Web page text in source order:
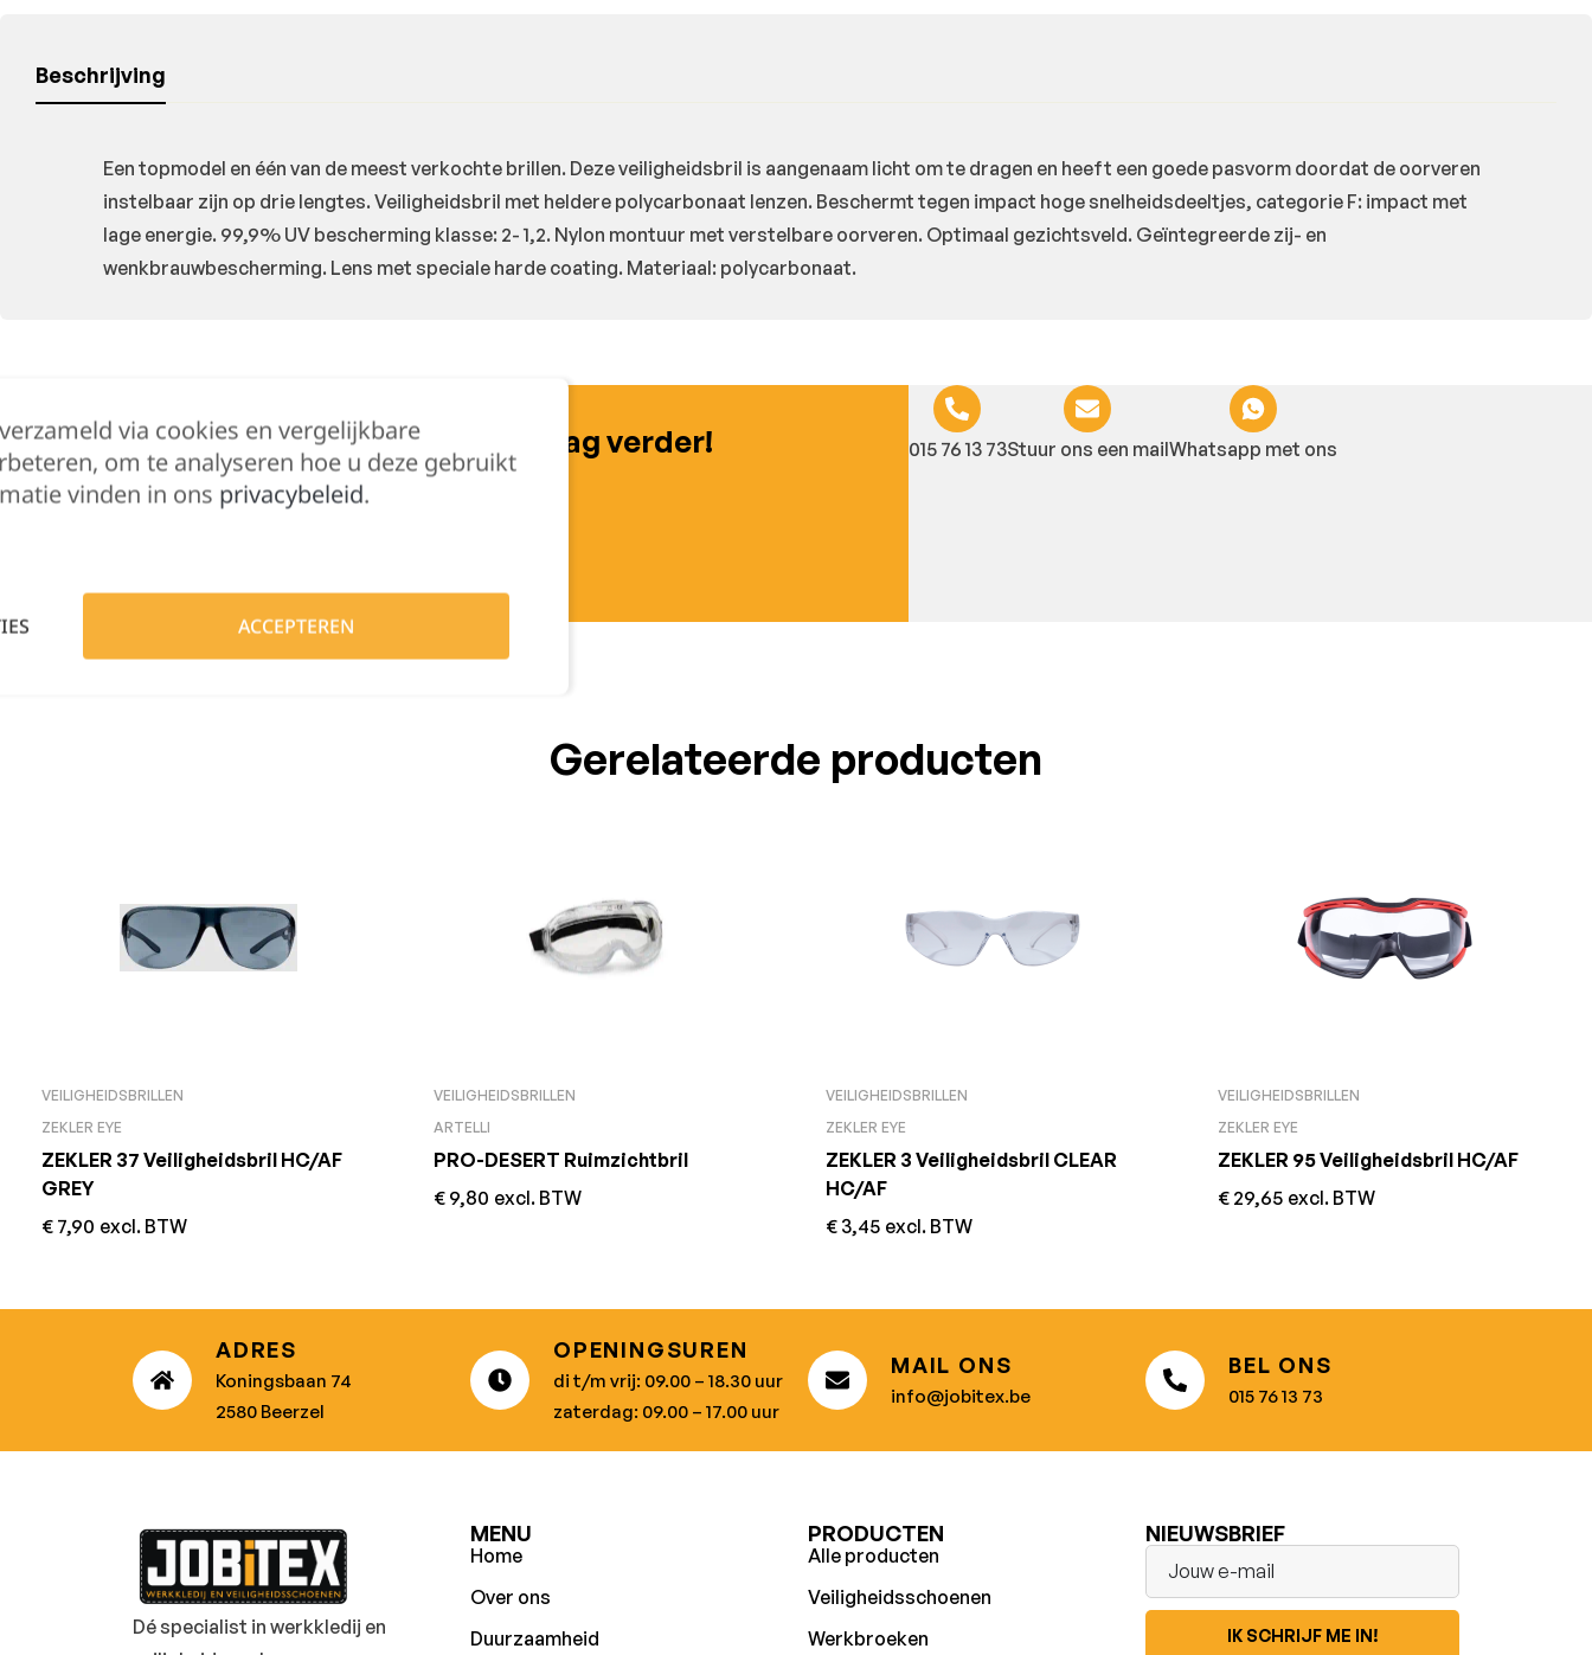
Beschrijving
Een topmodel en één van de meest verkochte brillen. Deze veiligheidsbril is aangenaam licht om te dragen en heeft een goede pasvorm doordat de oorveren
instelbaar zijn op drie lengtes. Veiligheidsbril met heldere polycarbonaat lenzen. Beschermt tegen impact hoge snelheidsdeeltjes, categorie F: impact met
lage energie. 99,9% UV bescherming klasse: 2- 1,2. Nylon montuur met verstelbare oorveren. Optimaal gezichtsveld. Geïntegreerde zij- en
wenkbrauwbescherming. Lens met speciale harde coating. Materiaal: polycarbonaat.
Lennert helpt je graag verder! 015 76 13 73Stuur ons een mailWhatsapp met ons
Gerelateerde producten
VEILIGHEIDSBRILLEN
ZEKLER EYE
ZEKLER 37 Veiligheidsbril HC/AF
GREY
€ 7,90 excl. BTW
VEILIGHEIDSBRILLEN
ARTELLI
PRO-DESERT Ruimzichtbril
€ 9,80 excl. BTW
VEILIGHEIDSBRILLEN
ZEKLER EYE
ZEKLER 3 Veiligheidsbril CLEAR
HC/AF
€ 3,45 excl. BTW
VEILIGHEIDSBRILLEN
ZEKLER EYE
ZEKLER 95 Veiligheidsbril HC/AF
€ 29,65 excl. BTW
ADRES
Koningsbaan 74
2580 Beerzel
OPENINGSUREN
di t/m vrij: 09.00 – 18.30 uur
zaterdag: 09.00 – 17.00 uur
MAIL ONS
info@jobitex.be
BEL ONS
015 76 13 73
Dé specialist in werkkledij en
MENU
Home
Over ons
Duurzaamheid
PRODUCTEN
Alle producten
Veiligheidsschoenen
Werkbroeken
NIEUWSBRIEF
IK SCHRIJF ME IN!
via cookies en vergelijkbare
om te analyseren hoe u deze gebruikt
vinden in ons privacybeleid.
ACCEPTEREN